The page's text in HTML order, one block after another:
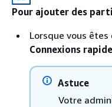
Pour ajouter des
Lorsque vous
Connexions
Astuce
Votre